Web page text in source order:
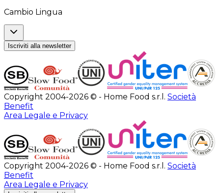
Cambio Lingua
Iscriviti alla newsletter
Copyright 2004-2026 © - Home Food s.r.l. Società
Benefit
Area Legale e Privacy
Copyright 2004-2026 © - Home Food s.r.l. Società
Benefit
Area Legale e Privacy